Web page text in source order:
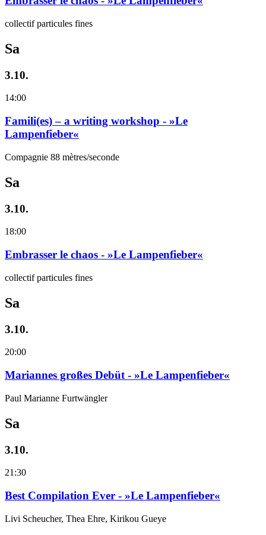
collectif particules fines
Sa
3.10.
14:00
Famili(es) – a writing workshop - »Le
Lampenfieber«
Compagnie 88 mètres/seconde
Sa
3.10.
18:00
Embrasser le chaos - »Le Lampenfieber«
collectif particules fines
Sa
3.10.
20:00
Mariannes großes Debüt - »Le Lampenfieber«
Paul Marianne Furtwängler
Sa
3.10.
21:30
Best Compilation Ever - »Le Lampenfieber«
Livi Scheucher, Thea Ehre, Kirikou Gueye